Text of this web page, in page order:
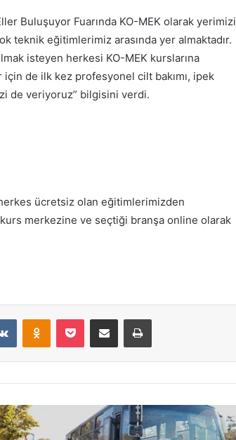
Buluşuyor Fuarında KO-MEK olarak yerimizi
teknik eğitimlerimiz arasında yer almaktadır.
isteyen herkesi KO-MEK kurslarına
de ilk kez profesyonel cilt bakımı, ipek
de veriyoruz” bilgisini verdi.
ücretsiz olan eğitimlerimizden
merkezine ve seçtiği branşa online olarak